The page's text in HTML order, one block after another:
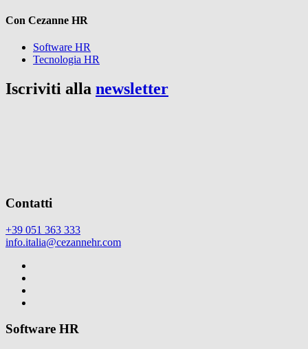
Con Cezanne HR
Software HR
Tecnologia HR
Iscriviti alla newsletter
Contatti
+39 051 363 333
info.italia@cezannehr.com
Software HR